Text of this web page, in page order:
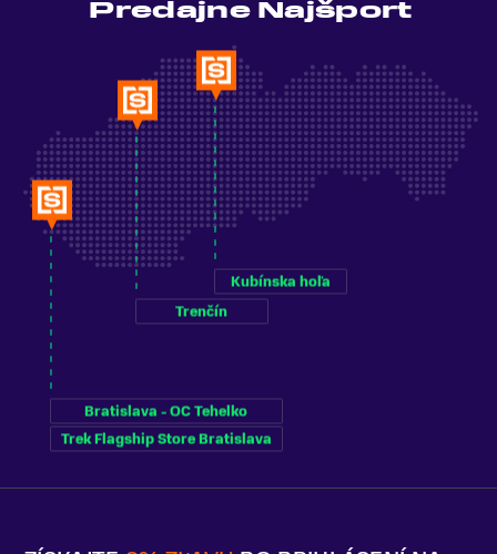
Predajne Najšport
Bratislava - OC Tehelko
Trek Flagship Store Bratislava
Trenčín
Kubínska hoľa